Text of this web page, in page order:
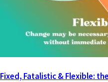
Fixed, Fatalistic & Flexible: